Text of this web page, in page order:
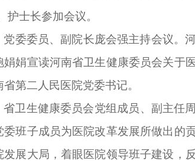
护士长参加会议。
党委委员、副院长庞会强主持会议。
娟娟宣读河南省卫生健康委员会关于
省第二人民医院党委书记。
省卫生健康委员会党组成员‌、副主任
委班子成员为医院改革发展所做出的
发展大局，着眼医院领导班子建设，